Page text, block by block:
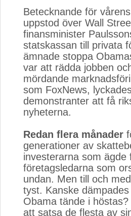
Betecknande för
uppstod över Wall
finansminister
statskassan till privata
ämnade stoppa
var att rädda jobben
mördande
som FoxNews,
demonstranter att få
nyheterna.
Redan flera månader
generationer av
investerarna som ägde
företagsledarna som
undan. Men till och
tyst. Kanske
Obama tände i
att satsa de flesta av